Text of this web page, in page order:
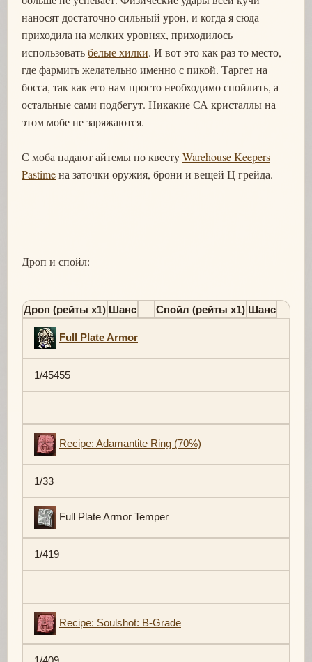
наносят достаточно сильный урон, и когда я сюда
приходила на мелких уровнях, приходилось
использоватьбелые хилки. И вот это как раз то место,
где фармить желательно именно с пикой. Таргет на
босса, так как его нам просто необходимо спойлить, а
остальные сами подбегут. Никакие СА кристаллы на
этом мобе не заряжаются.
С моба падают айтемы по квестуWarehouse Keepers
Pastimeна заточки оружия, брони и вещей Ц грейда.
Дроп и спойл:
Дроп (рейты х1) Шанс Спойл (рейты х1) Шанс
Full Plate Armor
1/45455
Recipe: Adamantite Ring (70%)
1/33
Full Plate Armor Temper
1/419
Recipe: Soulshot: B-Grade